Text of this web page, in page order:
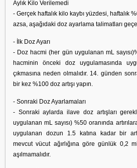
Aylık Kilo Verilemedi
- Gerçek haftalık kilo kaybı yüzdesi, haftalık
azsa, aşağıdaki doz ayarlama talimatları
- İlk Doz Ayarı
- Doz hacmi (her gün uygulanan mL
hacminin önceki doz uygulamasında
çıkmasına neden olmalıdır. 14. günden
bir kez %100 doz artışı yapın.
- Sonraki Doz Ayarlamaları
- Sonraki aylarda ilave doz artışları
uygulanan mL sayısı) %50 oranında
uygulanan dozun 1.5 katına kadar bir
mevcut vücut ağırlığına göre günlük
aşılmamalıdır.